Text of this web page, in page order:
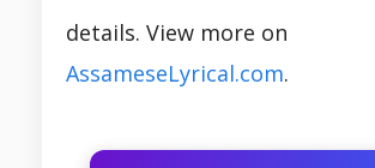
details. View more on
AssameseLyrical.com.